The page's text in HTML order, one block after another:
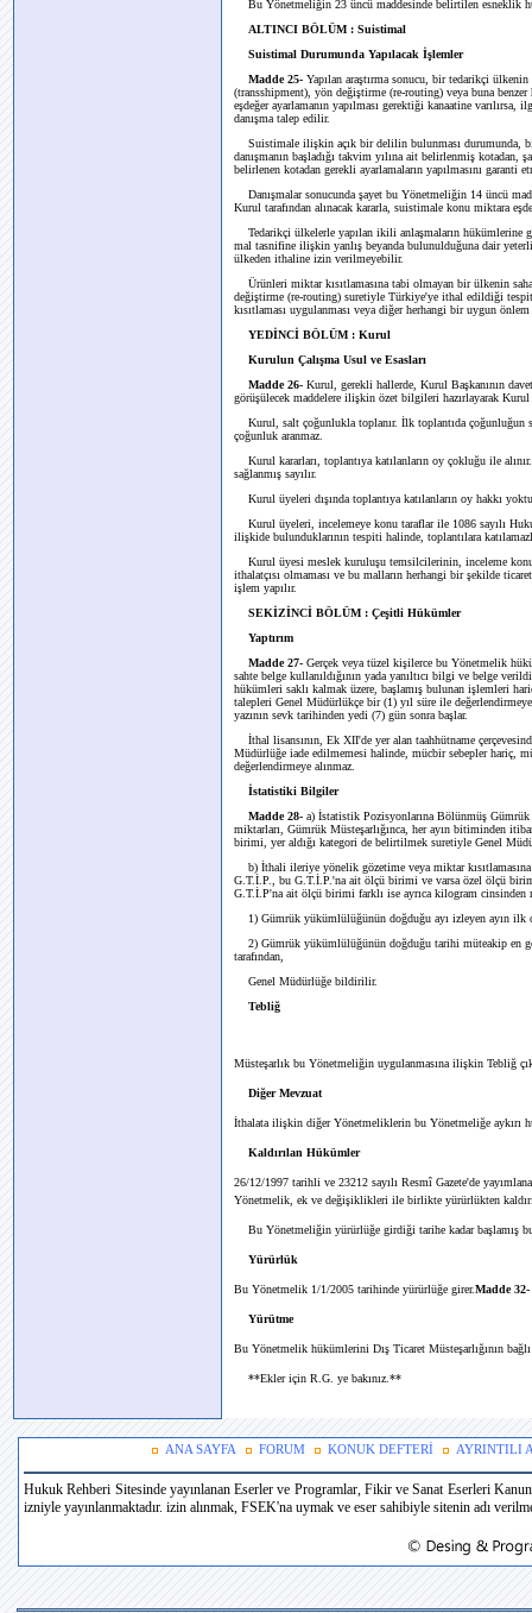
Bu Yönetmeliğin 23 üncü maddesinde belirtilen esneklik
ALTINCI BÖLÜM : Suistimal
Suistimal Durumunda Yapılacak İşlemler
Madde 25- Yapılan araştırma sonucu, bir tedarikçi
(transshipment), yön değiştirme (re-routing) veya buna
eşdeğer ayarlamanın yapılması gerektiği kanaatine
danışma talep edilir.
Suistimale ilişkin açık bir delilin bulunması durumunda,
danışmanın başladığı takvim yılına ait belirlenmiş kotadan,
belirlenen kotadan gerekli ayarlamaların yapılmasını
Danışmalar sonucunda şayet bu Yönetmeliğin 14 üncü
Kurul tarafından alınacak kararla, suistimale konu miktara
Tedarikçi ülkelerle yapılan ikili anlaşmaların hükümlerine
mal tasnifine ilişkin yanlış beyanda bulunulduğuna dair
ülkeden ithaline izin verilmeyebilir.
Ürünleri miktar kısıtlamasına tabi olmayan bir ülkenin
değiştirme (re-routing) suretiyle Türkiye'ye ithal edildiği
kısıtlaması uygulanması veya diğer herhangi bir uygun önlem
YEDİNCİ BÖLÜM : Kurul
Kurulun Çalışma Usul ve Esasları
Madde 26- Kurul, gerekli hallerde, Kurul Başkanının
görüşülecek maddelere ilişkin özet bilgileri hazırlayarak
Kurul, salt çoğunlukla toplanır. İlk toplantıda çoğunluğun
çoğunluk aranmaz.
Kurul kararları, toplantıya katılanların oy çokluğu ile
sağlanmış sayılır.
Kurul üyeleri dışında toplantıya katılanların oy hakkı
Kurul üyeleri, incelemeye konu taraflar ile 1086 sayılı
ilişkide bulunduklarının tespiti halinde, toplantılara
Kurul üyesi meslek kuruluşu temsilcilerinin, inceleme
ithalatçısı olmaması ve bu malların herhangi bir şekilde
işlem yapılır.
SEKİZİNCİ BÖLÜM : Çeşitli Hükümler
Yaptırım
Madde 27- Gerçek veya tüzel kişilerce bu Yönetmelik
sahte belge kullanıldığının yada yanıltıcı bilgi ve belge
hükümleri saklı kalmak üzere, başlamış bulunan işlemleri
talepleri Genel Müdürlükçe bir (1) yıl süre ile
yazının sevk tarihinden yedi (7) gün sonra başlar.
İthal lisansının, Ek XII'de yer alan taahhütname
Müdürlüğe iade edilmemesi halinde, mücbir sebepler hariç,
değerlendirmeye alınmaz.
İstatistiki Bilgiler
Madde 28- a) İstatistik Pozisyonlarına Bölünmüş
miktarları, Gümrük Müsteşarlığınca, her ayın bitiminden
birimi, yer aldığı kategori de belirtilmek suretiyle Genel
b) İthali ileriye yönelik gözetime veya miktar
G.T.İ.P., bu G.T.İ.P.'na ait ölçü birimi ve varsa özel ölçü
G.T.İ.P'na ait ölçü birimi farklı ise ayrıca kilogram cinsinden
1) Gümrük yükümlülüğünün doğduğu ayı izleyen ayın
2) Gümrük yükümlülüğünün doğduğu tarihi müteakip en
tarafından,
Genel Müdürlüğe bildirilir.
Tebliğ
Müsteşarlık bu Yönetmeliğin uygulanmasına ilişkin Tebliğ
Diğer Mevzuat
İthalata ilişkin diğer Yönetmeliklerin bu Yönetmeliğe aykırı
Kaldırılan Hükümler
26/12/1997 tarihli ve 23212 sayılı Resmî Gazete'de
Yönetmelik, ek ve değişiklikleri ile birlikte yürürlükten
Bu Yönetmeliğin yürürlüğe girdiği tarihe kadar başlamış
Yürürlük
Bu Yönetmelik 1/1/2005 tarihinde yürürlüğe girer.Madde 32-
Yürütme
Bu Yönetmelik hükümlerini Dış Ticaret Müsteşarlığının
**Ekler için R.G. ye bakınız.**
ANA SAYFA FORUM KONUK DEFTERİ AYRINTILI
Hukuk Rehberi Sitesinde yayınlanan Eserler ve Programlar, Fikir ve Sanat Eserleri
izniyle yayınlanmaktadır. izin alınmak, FSEK'na uymak ve eser sahibiyle sitenin adı